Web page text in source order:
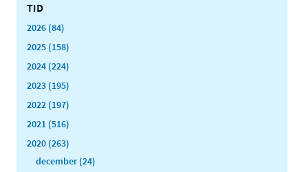
TID
2026 (84)
2025 (158)
2024 (224)
2023 (195)
2022 (197)
2021 (516)
2020 (263)
december (24)